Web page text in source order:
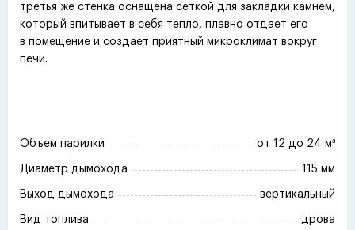
третья же стенка оснащена сеткой для закладки камнем,
который впитывает в себя тепло, плавно отдает его
в помещение и создает приятный микроклимат вокруг
печи.
Объем парилки от 12 до 24 м³
Диаметр дымохода 115 мм
Выход дымохода вертикальный
Вид топлива дрова